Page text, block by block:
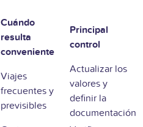
Cuándo
resulta
conveniente
Principal
control
Viajes
frecuentes y
previsibles
Actualizar los
valores y
definir la
documentación